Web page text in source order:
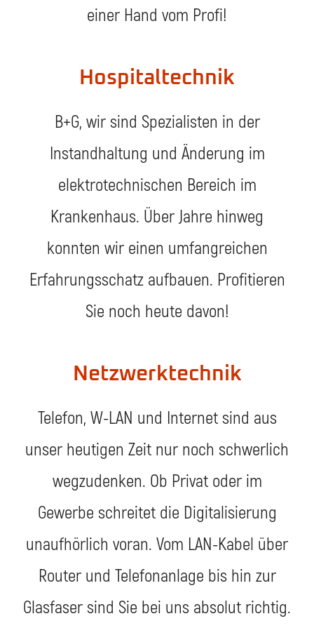
einer Hand vom Profi!
Hospitaltechnik
B+G, wir sind Spezialisten in der
Instandhaltung und Änderung im
elektrotechnischen Bereich im
Krankenhaus. Über Jahre hinweg
konnten wir einen umfangreichen
Erfahrungsschatz aufbauen. Profitieren
Sie noch heute davon!
Netzwerktechnik
Telefon, W-LAN und Internet sind aus
unser heutigen Zeit nur noch schwerlich
wegzudenken. Ob Privat oder im
Gewerbe schreitet die Digitalisierung
unaufhörlich voran. Vom LAN-Kabel über
Router und Telefonanlage bis hin zur
Glasfaser sind Sie bei uns absolut richtig.